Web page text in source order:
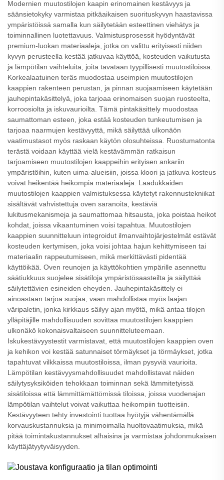
Modernien muutostilojen kaapin erinomainen kestävyys ja
säänsietokyky varmistaa pitkäaikaisen suorituskyvyn haastavissa
ympäristöissä samalla kun säilytetään esteettinen viehätys ja
toiminnallinen luotettavuus. Valmistusprosessit hyödyntävät
premium-luokan materiaaleja, jotka on valittu erityisesti niiden
kyvyn perusteella kestää jatkuvaa käyttöä, kosteuden vaikutusta
ja lämpötilan vaihteluita, joita tavataan tyypillisesti muutostiloissa.
Korkealaatuinen teräs muodostaa useimpien muutostilojen
kaappien rakenteen perustan, ja pinnan suojaamiseen käytetään
jauhepintakäsittelyä, joka tarjoaa erinomaisen suojan ruosteelta,
korroosiolta ja iskuvaurioilta. Tämä pintakäsittely muodostaa
saumattoman esteen, joka estää kosteuden tunkeutumisen ja
tarjoaa naarmujen kestävyyttä, mikä säilyttää ulkonäön
vaatimustasot myös raskaan käytön olosuhteissa. Ruostumatonta
terästä voidaan käyttää vielä kestävämmän ratkaisun
tarjoamiseen muutostilojen kaappeihin erityisen ankariin
ympäristöihin, kuten uima-alueisiin, joissa kloori ja jatkuva kosteus
voivat heikentää heikompia materiaaleja. Laadukkaiden
muutostilojen kaappien valmistuksessa käytetyt rakennustekniikat
sisältävät vahvistettuja oven saranoita, kestäviä
lukitusmekanismeja ja saumattomaa hitsausta, joka poistaa heikot
kohdat, joissa vikaantuminen voisi tapahtua. Muutostilojen
kaappien suunnitteluun integroidut ilmanvaihtojärjestelmät estävät
kosteuden kertymisen, joka voisi johtaa hajun kehittymiseen tai
materiaalin rappeutumiseen, mikä merkittävästi pidentää
käyttöikää. Oven reunojen ja käyttökohtien ympärille asennettu
säätiukkuus suojelee sisätiloja ympäristösaasteilta ja säilyttää
säilytettävien esineiden eheyden. Jauhepintakäsittely ei
ainoastaan tarjoa suojaa, vaan mahdollistaa myös laajan
väripaletin, jonka kirkkaus säilyy ajan myötä, mikä antaa tilojen
ylläpitäjille mahdollisuuden sovittaa muutostilojen kaappien
ulkonäkö kokonaisvaltaiseen suunnitteluteemaan.
Iskukestävyystestit varmistavat, että muutostilojen kaappien oven
ja kehikon voi kestää satunnaiset törmäykset ja törmäykset, jotka
tapahtuvat vilkkaissa muutostiloissa, ilman pysyviä vaurioita.
Lämpötilan kestävyysmahdollisuudet mahdollistavat näiden
säilytysyksiköiden tehokkaan toiminnan sekä lämmitetyissä
sisätiloissa että lämmittämättömissä tiloissa, joissa vuodenajan
lämpötilan vaihtelut voivat vaikuttaa heikompiin tuotteisiin.
Kestävyyteen tehty investointi tuottaa hyötyjä vähentämällä
korvauskustannuksia ja minimoimalla huoltovaatimuksia, mikä
pitää toimintakustannukset alhaisina ja varmistaa johdonmukaisen
käyttäjätyytyväisyyden.